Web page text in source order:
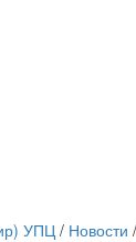
УПЦ/ Новости /